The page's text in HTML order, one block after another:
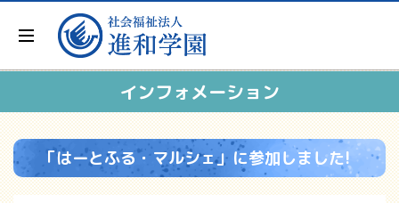
インフォメーション
「はーとふる・マルシェ」に参加しました!